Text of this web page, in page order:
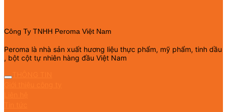
Công Ty TNHH Peroma Việt Nam
Peroma là nhà sản xuất hương liệu thực phẩm, mỹ phẩm, tinh dầu
, bột cột tự nhiên hàng đầu Việt Nam